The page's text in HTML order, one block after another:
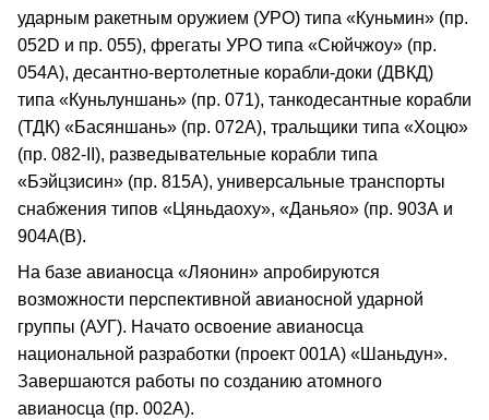
ударным ракетным оружием (УРО) типа «Куньмин» (пр.
052D и пр. 055), фрегаты УРО типа «Сюйчжоу» (пр.
054А), десантно-вертолетные корабли-доки (ДВКД)
типа «Куньлуншань» (пр. 071), танкодесантные корабли
(ТДК) «Басяншань» (пр. 072А), тральщики типа «Хоцю»
(пр. 082-II), разведывательные корабли типа
«Бэйцзисин» (пр. 815А), универсальные транспорты
снабжения типов «Цяньдаоху», «Даньяо» (пр. 903А и
904А(В).
На базе авианосца «Ляонин» апробируются
возможности перспективной авианосной ударной
группы (АУГ). Начато освоение авианосца
национальной разработки (проект 001А) «Шаньдун».
Завершаются работы по созданию атомного
авианосца (пр. 002А).